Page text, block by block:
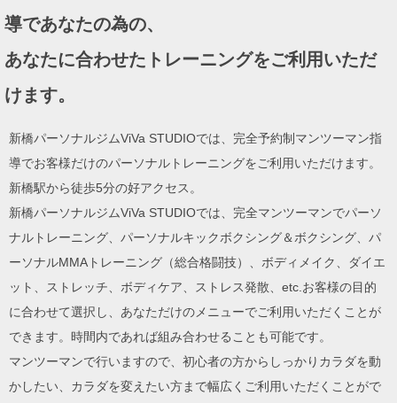
ョ
導であなたの為の、
あなたに合わせたトレーニングをご利用いただ
けます。
新橋パーソナルジムViVa STUDIOでは、完全予約制マンツーマン指
導でお客様だけのパーソナルトレーニングをご利用いただけます。
新橋駅から徒歩5分の好アクセス。
新橋パーソナルジムViVa STUDIOでは、完全マンツーマンでパーソ
ナルトレーニング、パーソナルキックボクシング＆ボクシング、パ
ーソナルMMAトレーニング（総合格闘技）、ボディメイク、ダイエ
ット、ストレッチ、ボディケア、ストレス発散、etc.お客様の目的
に合わせて選択し、あなただけのメニューでご利用いただくことが
できます。時間内であれば組み合わせることも可能です。
マンツーマンで行いますので、初心者の方からしっかりカラダを動
かしたい、カラダを変えたい方まで幅広くご利用いただくことがで